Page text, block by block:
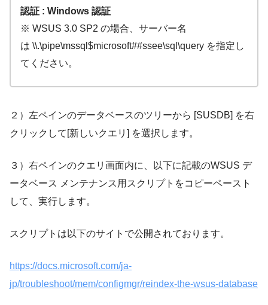
認証 : Windows 認証
※ WSUS 3.0 SP2 の場合、サーバー名
は \\.\pipe\mssql$microsoft##ssee\sql\query を指定し
てください。
２）左ペインのデータベースのツリーから [SUSDB] を右
クリックして[新しいクエリ] を選択します。
３）右ペインのクエリ画面内に、以下に記載のWSUS デ
ータベース メンテナンス用スクリプトをコピーペースト
して、実行します。
スクリプトは以下のサイトで公開されております。
https://docs.microsoft.com/ja-
jp/troubleshoot/mem/configmgr/reindex-the-wsus-database